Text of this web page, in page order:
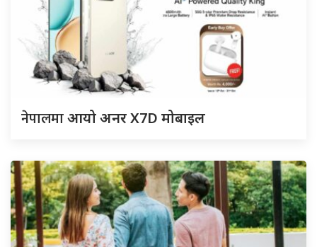
नेपालमाआयो अनर X7D मोबाइल